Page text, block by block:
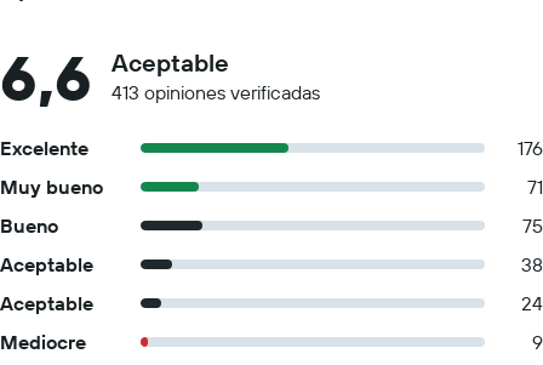
6,6 Aceptable
413 opiniones verificadas
Excelente
176
Muy bueno
71
Bueno
75
Aceptable
38
Aceptable
24
Mediocre
9